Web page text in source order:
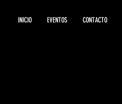
INICIO EVENTOS CONTACTO